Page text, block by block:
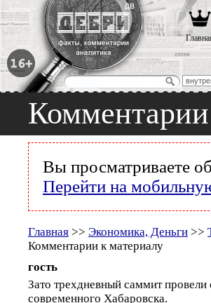
Вы просматриваете
Перейти на
Главная >> Экономика, Деньги >>
Комментарии к материалу
гость
Зато трехдневный саммит
современного Хабаровска.